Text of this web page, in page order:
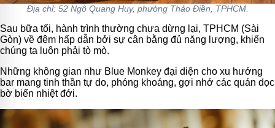
Địa chỉ: 52 Ngô Quang Huy, phường Thảo Điền, TPHCM.
Sau bữa tối, hành trình thường chưa dừng lại, TPHCM (Sài
Gòn) về đêm hấp dẫn bởi sự cân bằng đủ năng lượng, khiến
chúng ta luôn phải tò mò.
Những không gian như Blue Monkey đại diện cho xu hướng
bar mang tinh thần tự do, phóng khoáng, gợi nhớ các quán dọc
bờ biển nhiệt đới.